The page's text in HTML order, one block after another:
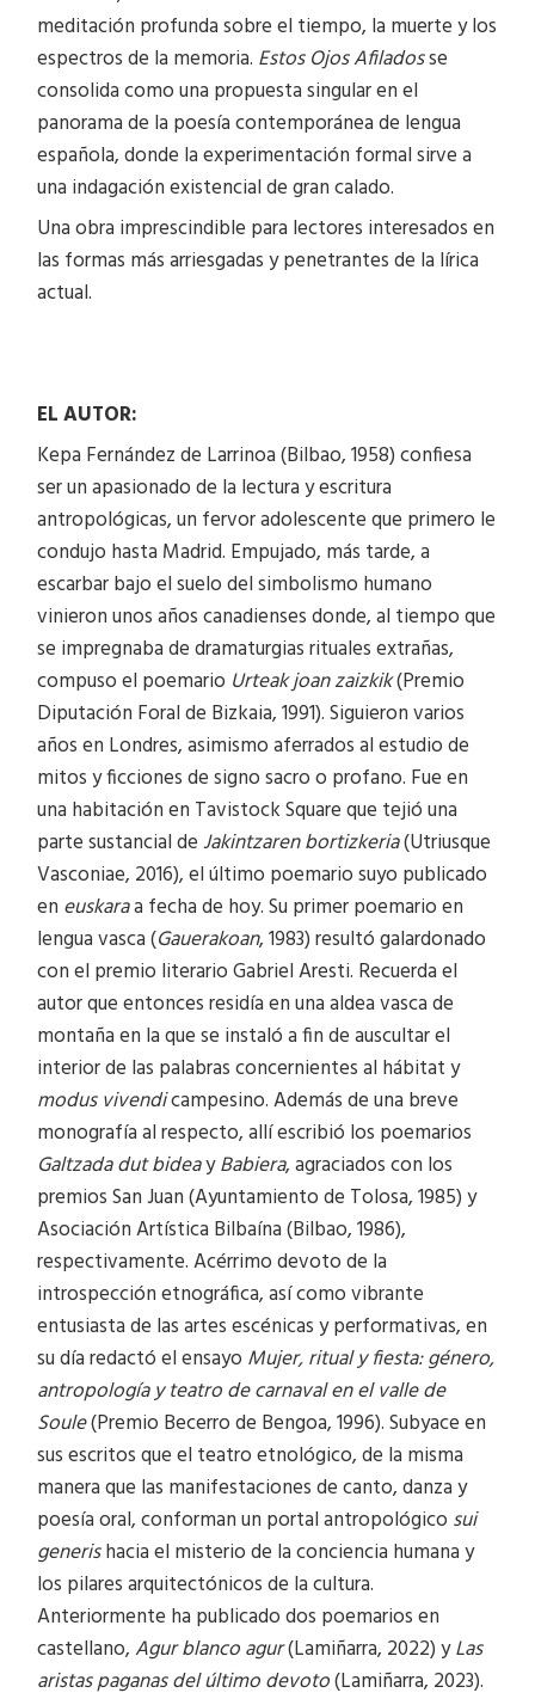
meditación profunda sobre el tiempo, la muerte y los
espectros de la memoria. Estos Ojos Afiladosse
consolida como una propuesta singular en el
panorama de la poesía contemporánea de lengua
española, donde la experimentación formal sirve a
una indagación existencial de gran calado.
Una obra imprescindible para lectores interesados en
las formas más arriesgadas y penetrantes de la lírica
actual.
EL AUTOR:
Kepa Fernández de Larrinoa (Bilbao, 1958) confiesa
ser un apasionado de la lectura y escritura
antropológicas, un fervor adolescente que primero le
condujo hasta Madrid. Empujado, más tarde, a
escarbar bajo el suelo del simbolismo humano
vinieron unos años canadienses donde, al tiempo que
se impregnaba de dramaturgias rituales extrañas,
compuso el poemario Urteak joan zaizkik(Premio
Diputación Foral de Bizkaia, 1991). Siguieron varios
años en Londres, asimismo aferrados al estudio de
mitos y ficciones de signo sacro o profano. Fue en
una habitación en Tavistock Square que tejió una
parte sustancial deJakintzaren bortizkeria(Utriusque
Vasconiae, 2016), el último poemario suyo publicado
en euskaraa fecha de hoy. Su primer poemario en
lengua vasca (Gauerakoan, 1983) resultó galardonado
con el premio literario Gabriel Aresti. Recuerda el
autor que entonces residía en una aldea vasca de
montaña en la que se instaló a fin de auscultar el
interior de las palabras concernientes al hábitat y
modus vivendicampesino. Además de una breve
monografía al respecto, allí escribió los poemarios
Galtzada dut bideayBabiera, agraciados con los
premios San Juan (Ayuntamiento de Tolosa, 1985) y
Asociación Artística Bilbaína (Bilbao, 1986),
respectivamente. Acérrimo devoto de la
introspección etnográfica, así como vibrante
entusiasta de las artes escénicas y performativas, en
su día redactó el ensayo Mujer, ritual y fiesta: género,
antropología y teatro de carnaval en el valle de
Soule(Premio Becerro de Bengoa, 1996). Subyace en
sus escritos que el teatro etnológico, de la misma
manera que las manifestaciones de canto, danza y
poesía oral, conforman un portal antropológico sui
generishacia el misterio de la conciencia humana y
los pilares arquitectónicos de la cultura.
Anteriormente ha publicado dos poemarios en
castellano,Agur blanco agur(Lamiñarra, 2022) yLas
aristas paganas del último devoto(Lamiñarra, 2023).